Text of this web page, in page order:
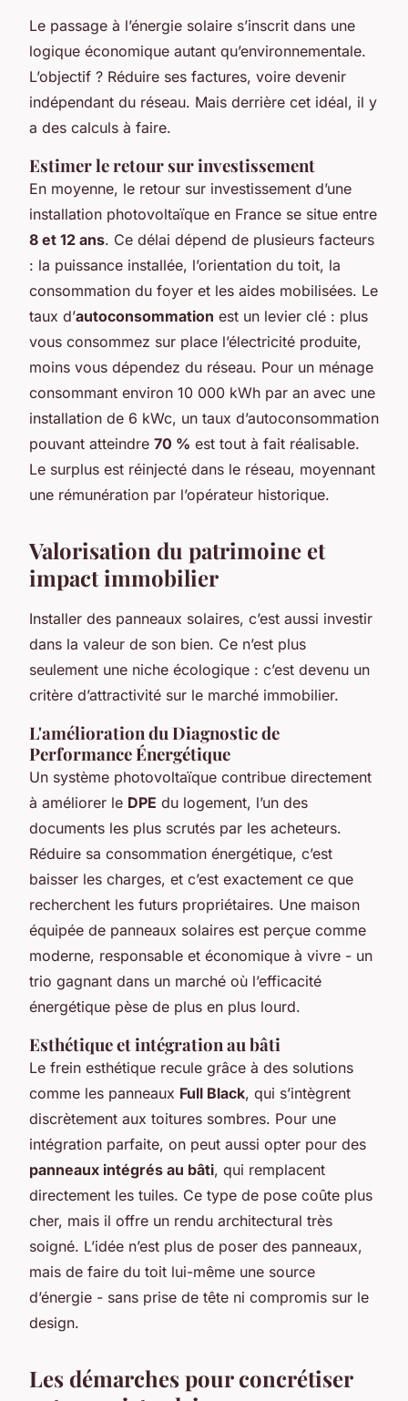
Le passage à l’énergie solaire s’inscrit dans une
logique économique autant qu’environnementale.
L’objectif ? Réduire ses factures, voire devenir
indépendant du réseau. Mais derrière cet idéal, il y
a des calculs à faire.
Estimer le retour sur investissement
En moyenne, le retour sur investissement d’une
installation photovoltaïque en France se situe entre
8 et 12 ans. Ce délai dépend de plusieurs facteurs
: la puissance installée, l’orientation du toit, la
consommation du foyer et les aides mobilisées. Le
taux d’autoconsommation est un levier clé : plus
vous consommez sur place l’électricité produite,
moins vous dépendez du réseau. Pour un ménage
consommant environ 10 000 kWh par an avec une
installation de 6 kWc, un taux d’autoconsommation
pouvant atteindre 70 % est tout à fait réalisable.
Le surplus est réinjecté dans le réseau, moyennant
une rémunération par l’opérateur historique.
Valorisation du patrimoine et
impact immobilier
Installer des panneaux solaires, c’est aussi investir
dans la valeur de son bien. Ce n’est plus
seulement une niche écologique : c’est devenu un
critère d’attractivité sur le marché immobilier.
L'amélioration du Diagnostic de
Performance Énergétique
Un système photovoltaïque contribue directement
à améliorer le DPE du logement, l’un des
documents les plus scrutés par les acheteurs.
Réduire sa consommation énergétique, c’est
baisser les charges, et c’est exactement ce que
recherchent les futurs propriétaires. Une maison
équipée de panneaux solaires est perçue comme
moderne, responsable et économique à vivre - un
trio gagnant dans un marché où l’efficacité
énergétique pèse de plus en plus lourd.
Esthétique et intégration au bâti
Le frein esthétique recule grâce à des solutions
comme les panneaux Full Black, qui s’intègrent
discrètement aux toitures sombres. Pour une
intégration parfaite, on peut aussi opter pour des
panneaux intégrés au bâti, qui remplacent
directement les tuiles. Ce type de pose coûte plus
cher, mais il offre un rendu architectural très
soigné. L’idée n’est plus de poser des panneaux,
mais de faire du toit lui-même une source
d’énergie - sans prise de tête ni compromis sur le
design.
Les démarches pour concrétiser